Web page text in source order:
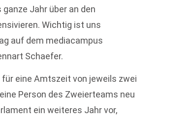
Jahr über an den
Wichtig ist uns
auf dem mediacampus
Schaefer.
eine Amtszeit von jeweils zwei
Person des Zweierteams neu
ein weiteres Jahr vor,